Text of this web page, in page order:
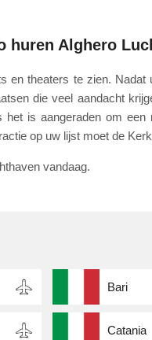
huren Alghero
en theaters te zien.
die veel aandacht
het is aangeraden om
op uw lijst moet de
vandaag.
Bari
Catania